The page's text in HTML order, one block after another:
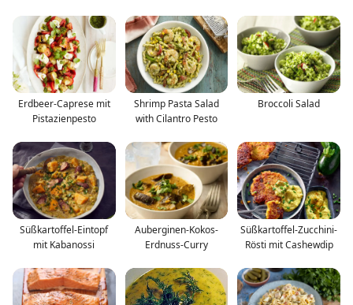
Erdbeer-Caprese mit
Pistazienpesto
Shrimp Pasta Salad
with Cilantro Pesto
Broccoli Salad
Süßkartoffel-Eintopf
mit Kabanossi
Auberginen-Kokos-
Erdnuss-Curry
Süßkartoffel-Zucchini-
Rösti mit Cashewdip